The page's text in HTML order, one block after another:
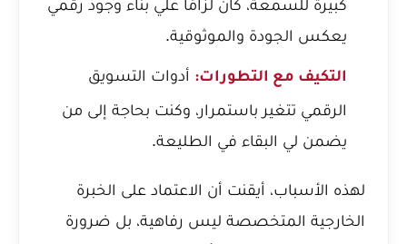
كبيرة للسمعة، كان لزامًا علي بناء وجود رقمي
يعكس الجودة والموثوقية.
التكيف مع التطورات: أدوات التسويق
الرقمي تتغير باستمرار، وكنت بحاجة إلى من
يضمن لي البقاء في الطليعة.
لهذه الأسباب، أيقنت أن الاعتماد على الخبرة
الخارجية المتخصصة ليس رفاهية، بل ضرورة